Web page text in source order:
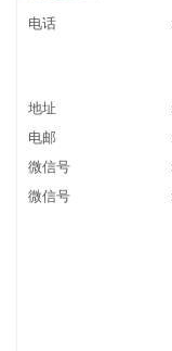
电话
地址
电邮
微信号
微信号